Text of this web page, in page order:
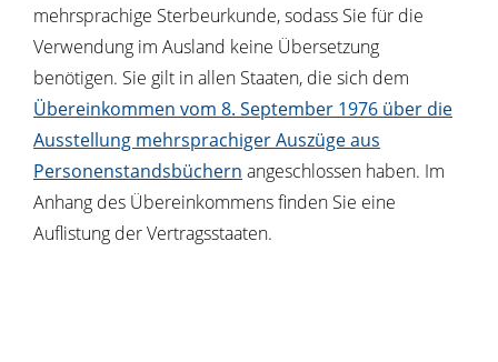
mehrsprachige Sterbeurkunde, sodass Sie für die
Verwendung im Ausland keine Übersetzung
benötigen. Sie gilt in allen Staaten, die sich dem
Übereinkommen vom 8. September 1976 über die
Ausstellung mehrsprachiger Auszüge aus
Personenstandsbüchern angeschlossen haben. Im
Anhang des Übereinkommens finden Sie eine
Auflistung der Vertragsstaaten.